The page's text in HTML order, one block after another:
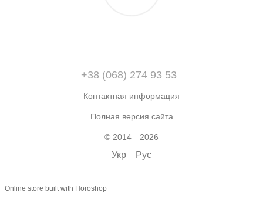
+38 (068) 274 93 53
Контактная информация
Полная версия сайта
© 2014—2026
Укр Рус
Online store built with Horoshop